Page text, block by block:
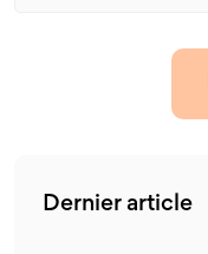
Dernier article